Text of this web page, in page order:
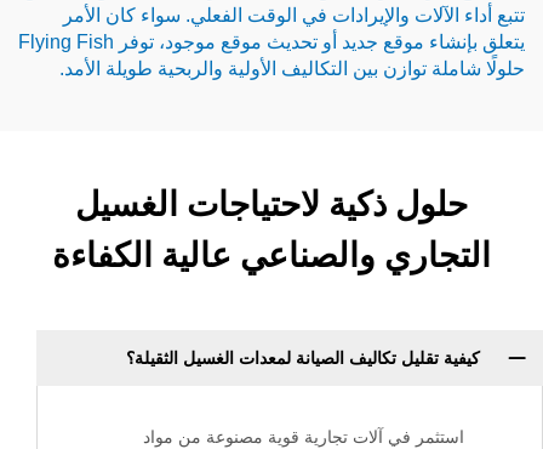
والإيرادات في الوقت الفعلي. سواء كان الأمر
يتعلق بإنشاء موقع جديد أو تحديث موقع موجود، توفر Flying Fish
بين التكاليف الأولية والربحية طويلة الأمد.
ذكية لاحتياجات الغسيل
والصناعي عالية الكفاءة
تكاليف الصيانة لمعدات الغسيل الثقيلة؟
في آلات تجارية قوية مصنوعة من مواد